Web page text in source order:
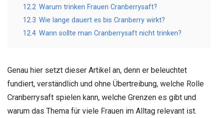
12.2 Warum trinken Frauen Cranberrysaft?
12.3 Wie lange dauert es bis Cranberry wirkt?
12.4 Wann sollte man Cranberrysaft nicht trinken?
Genau hier setzt dieser Artikel an, denn er beleuchtet
fundiert, verständlich und ohne Übertreibung, welche Rolle
Cranberrysaft spielen kann, welche Grenzen es gibt und
warum das Thema für viele Frauen im Alltag relevant ist.